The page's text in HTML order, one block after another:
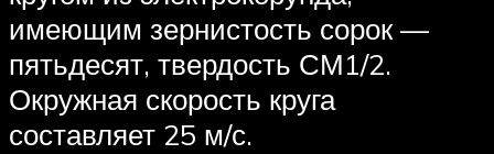
имеющим зернистость сорок —
пятьдесят, твердость СМ1/2.
Окружная скорость круга
составляет 25 м/с.